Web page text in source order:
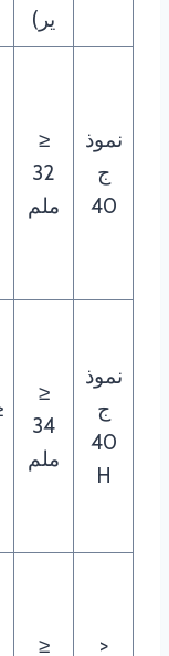
ير)
نموذ
ج
40
≤
32
ملم
نموذ
ج
40
H
≤
34
ملم
<
≤